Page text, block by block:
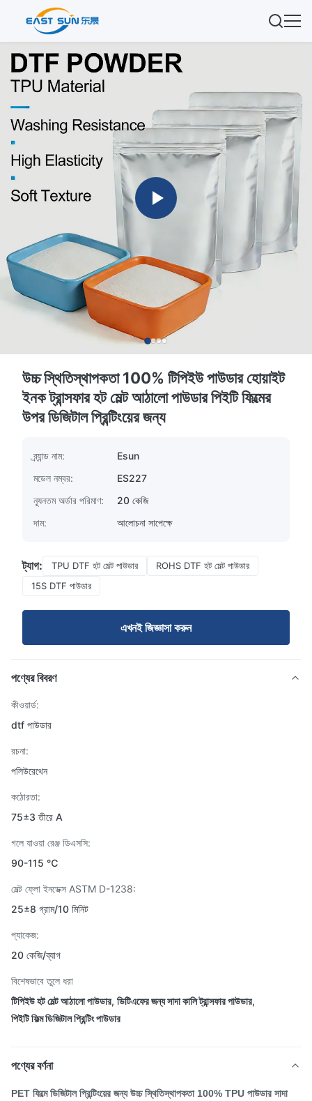
উচ্চ স্থিতিস্থাপকতা 100% টিপিইউ পাউডার হোয়াইট
ইনক ট্রান্সফার হট মেল্ট আঠালো পাউডার পিইটি ফিল্মের
উপর ডিজিটাল প্রিন্টিংয়ের জন্য
ব্র্যান্ড নাম:
Esun
মডেল নম্বর:
ES227
ন্যূনতম অর্ডার পরিমাণ:
20 কেজি
দাম:
আলোচনা সাপেক্ষে
ট্যাগ: TPU DTF হট মেল্ট পাউডার
ROHS DTF হট মেল্ট পাউডার
15S DTF পাউডার
এখনই জিজ্ঞাসা করুন
পণ্যের বিবরণ
কীওয়ার্ড:
dtf পাউডার
রচনা:
পলিউরেথেন
কঠোরতা:
75±3 তীরে A
গলে যাওয়া রেঞ্জ ডিএসসি:
90-115 ℃
মেল্ট ফ্লো ইনডেক্স ASTM D-1238:
25±8 গ্রাম/10 মিনিট
প্যাকেজ:
20 কেজি/ব্যাগ
বিশেষভাবে তুলে ধরা
টিপিইউ হট মেল্ট আঠালো পাউডার, ডিটিএফের জন্য সাদা কালি ট্রান্সফার পাউডার,
পিইটি ফিল্ম ডিজিটাল প্রিন্টিং পাউডার
পণ্যের বর্ণনা
PET ফিল্মে ডিজিটাল প্রিন্টিংয়ের জন্য উচ্চ স্থিতিস্থাপকতা 100% TPU পাউডার সাদা